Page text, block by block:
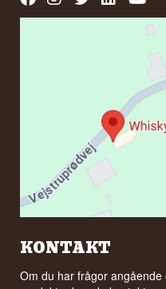
KONTAKT
Om du har frågor